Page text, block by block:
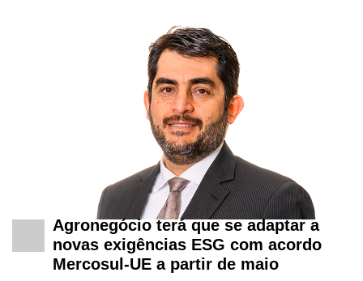
Minha
Agronegócio terá que se adaptar a
novas exigências ESG com acordo
Mercosul-UE a partir de maio